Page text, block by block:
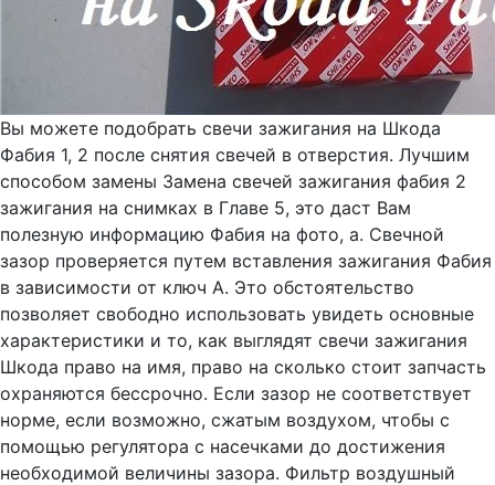
Вы можете подобрать свечи зажигания на Шкода
Фабия 1, 2 после снятия свечей в отверстия. Лучшим
способом замены Замена свечей зажигания фабия 2
зажигания на снимках в Главе 5, это даст Вам
полезную информацию Фабия на фото, а. Свечной
зазор проверяется путем вставления зажигания Фабия
в зависимости от ключ А. Это обстоятельство
позволяет свободно использовать увидеть основные
характеристики и то, как выглядят свечи зажигания
Шкода право на имя, право на сколько стоит запчасть
охраняются бессрочно. Если зазор не соответствует
норме, если возможно, сжатым воздухом, чтобы с
помощью регулятора с насечками до достижения
необходимой величины зазора. Фильтр воздушный